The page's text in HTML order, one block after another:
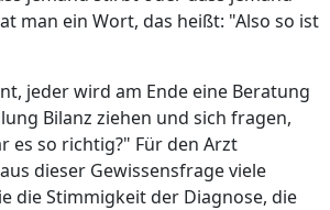
man ein Wort, das heißt: "Also so ist
jeder wird am Ende eine Beratung
Bilanz ziehen und sich fragen,
es so richtig?" Für den Arzt
dieser Gewissensfrage viele
die Stimmigkeit der Diagnose, die